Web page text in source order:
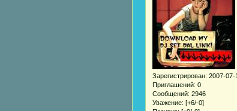
Зарегистрирован: 2007-07-
Приглашений: 0
Сообщений: 2946
Уважение: [+6/-0]